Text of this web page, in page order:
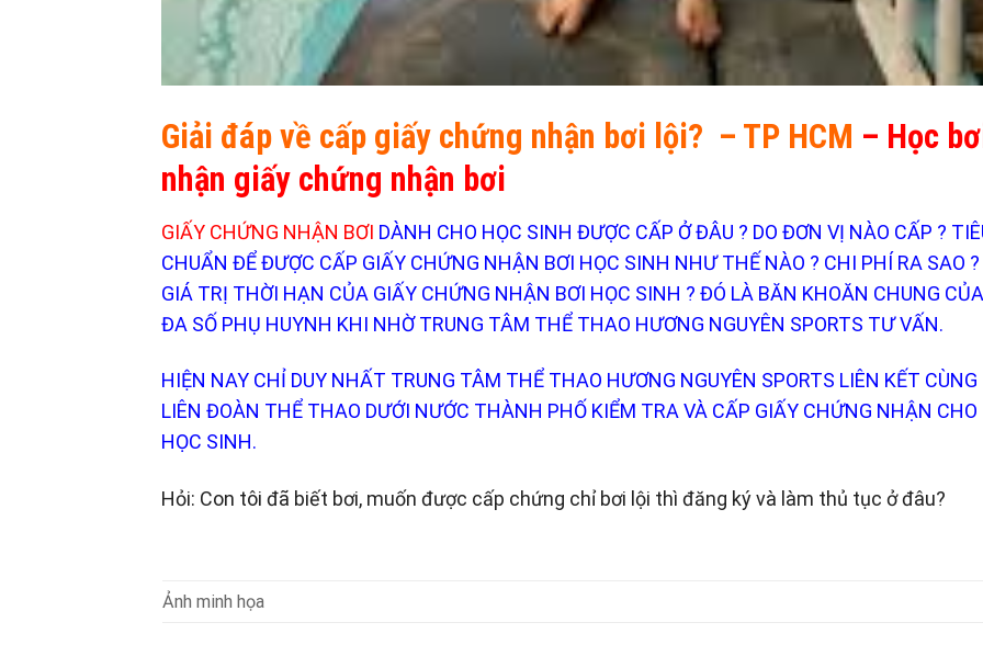
Giải đáp về cấp giấy chứng nhận bơi lội? – TP HCM – Học
nhận giấy chứng nhận bơi
GIẤY CHỨNG NHẬN BƠI DÀNH CHO HỌC SINH ĐƯỢC CẤP Ở ĐÂU ? DO ĐƠN VỊ NÀO CẤP ?
CHUẨN ĐỂ ĐƯỢC CẤP GIẤY CHỨNG NHẬN BƠI HỌC SINH NHƯ THẾ NÀO ? CHI PHÍ RA SAO ?
GIÁ TRỊ THỜI HẠN CỦA GIẤY CHỨNG NHẬN BƠI HỌC SINH ? ĐÓ LÀ BĂN KHOĂN CHUNG CỦA
ĐA SỐ PHỤ HUYNH KHI NHỜ TRUNG TÂM THỂ THAO HƯƠNG NGUYÊN SPORTS TƯ VẤN.
HIỆN NAY CHỈ DUY NHẤT TRUNG TÂM THỂ THAO HƯƠNG NGUYÊN SPORTS LIÊN KẾT CÙNG
LIÊN ĐOÀN THỂ THAO DƯỚI NƯỚC THÀNH PHỐ KIỂM TRA VÀ CẤP GIẤY CHỨNG NHẬN CHO
HỌC SINH.
Hỏi: Con tôi đã biết bơi, muốn được cấp chứng chỉ bơi lội thì đăng ký và làm thủ tục ở đâu?
Ảnh minh họa